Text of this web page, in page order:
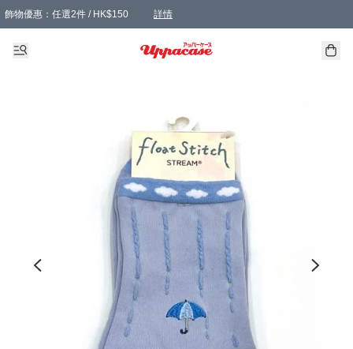
飾物優惠：任選2件 / HK$150 詳情
髮飾優惠：任選2件 / HK$100 詳情
精選襪子優惠：任選3對 / HK$115 詳情
滿額免運：本地訂單滿港幣350元可享免運費優惠